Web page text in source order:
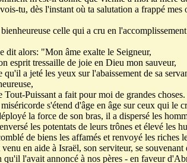
tu, dès l'instant où ta salutation a frappé mes
celle qui a cru en
dit alors: "Mon âme exalte le Seigneur,
esprit tressaille de joie en Dieu mon sauveur,
qu'il a jeté les yeux sur l'abaissement de sa
Puissant a fait pour moi de grandes
s'étend d'âge en âge sur ceux qui le
la force de son bras, il a dispersé les
les potentats de leurs trônes et élevé les
de biens les affamés et renvoyé les riches
en aide à Israël, son serviteur, se souvenant
l'avait annoncé à nos pères - en faveur